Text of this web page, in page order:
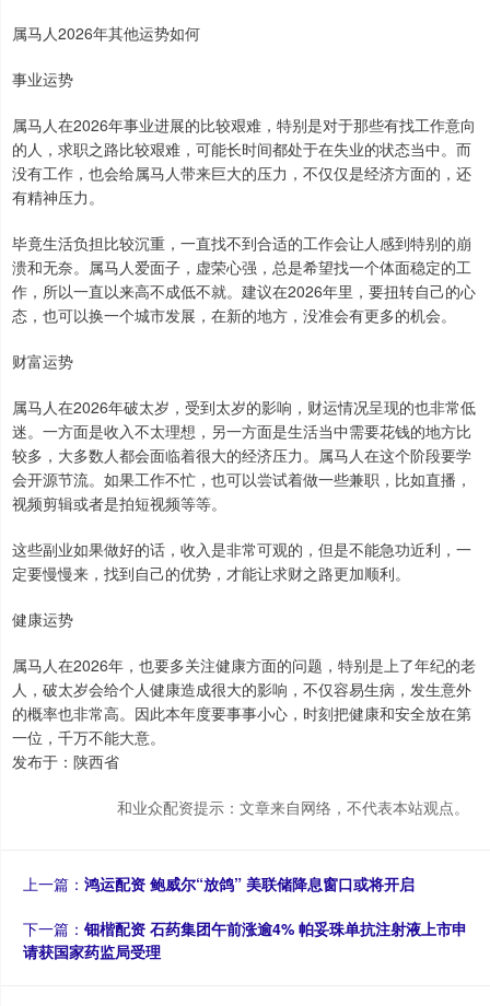
属马人2026年其他运势如何
事业运势
属马人在2026年事业进展的比较艰难，特别是对于那些有找工作意向
的人，求职之路比较艰难，可能长时间都处于在失业的状态当中。而
没有工作，也会给属马人带来巨大的压力，不仅仅是经济方面的，还
有精神压力。
毕竟生活负担比较沉重，一直找不到合适的工作会让人感到特别的崩
溃和无奈。属马人爱面子，虚荣心强，总是希望找一个体面稳定的工
作，所以一直以来高不成低不就。建议在2026年里，要扭转自己的心
态，也可以换一个城市发展，在新的地方，没准会有更多的机会。
财富运势
属马人在2026年破太岁，受到太岁的影响，财运情况呈现的也非常低
迷。一方面是收入不太理想，另一方面是生活当中需要花钱的地方比
较多，大多数人都会面临着很大的经济压力。属马人在这个阶段要学
会开源节流。如果工作不忙，也可以尝试着做一些兼职，比如直播，
视频剪辑或者是拍短视频等等。
这些副业如果做好的话，收入是非常可观的，但是不能急功近利，一
定要慢慢来，找到自己的优势，才能让求财之路更加顺利。
健康运势
属马人在2026年，也要多关注健康方面的问题，特别是上了年纪的老
人，破太岁会给个人健康造成很大的影响，不仅容易生病，发生意外
的概率也非常高。因此本年度要事事小心，时刻把健康和安全放在第
一位，千万不能大意。
发布于：陕西省
和业众配资提示：文章来自网络，不代表本站观点。
上一篇： 鸿运配资 鲍威尔“放鸽” 美联储降息窗口或将开启
下一篇： 钿楷配资 石药集团午前涨逾4% 帕妥珠单抗注射液上市申
请获国家药监局受理